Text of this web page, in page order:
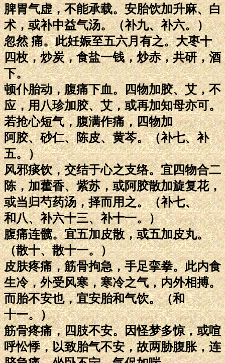
脾胃气虚，不能承载。安胎饮加升麻、白
术，或补中益气汤。（补九、补六。）
忽然 痛。此妊娠至五六月有之。大枣十
四枚，炒炭，食盐一钱，炒赤，共研，酒
下。
顿仆胎动，腹痛下血。四物加胶、艾，不
应，用八珍加胶、艾，或再加知母亦可。
若抢心短气，腹满作痛，四物加
阿胶、砂仁、陈皮、黄芩。（补七、补
五。）
风邪痰饮，交结于心之支络。宜四物合二
陈，加藿香、紫苏，或阿胶散加旋复花，
或当归芍药汤，择而用之。（补七、
和八、补六十三、补十一。）
腹痛连髋。宜五加皮散，或五加皮丸。
（散十、散十一。）
皮肤疼痛，筋骨拘急，手足挛拳。此内食
生冷，外受风寒，寒冷之气，内外相搏。
而胎不安也，宜安胎和气饮。（和
十一。）
筋骨疼痛，四肢不安。因怪梦多惊，或喧
呼忪悸，以致胎气不安，故两胁腹胀，连